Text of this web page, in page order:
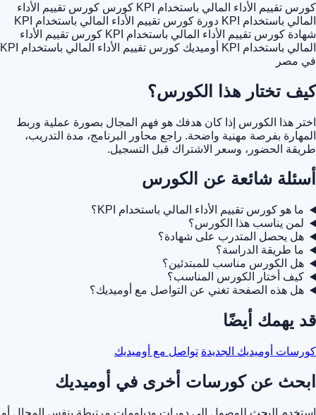
كورس تقييم الأداء المالي باستخدام KPI
كورس كورس تقييم الأداء
المالي باستخدام KPI
دورة كورس تقييم الأداء المالي باستخدام KPI
شهادة كورس تقييم الأداء المالي باستخدام KPI
كورس تقييم الأداء
المالي باستخدام KPI أوميديك
كورس تقييم الأداء المالي باستخدام KPI
في مصر
كيف تختار هذا الكورس؟
اختر هذا الكورس إذا كان هدفك هو فهم المجال بصورة عملية وربط
المهارة بفرصة مهنية واضحة. راجع محاور البرنامج، مدة التدريب،
طريقة الحضور، وسعر الاشتراك قبل التسجيل.
أسئلة شائعة عن الكورس
ما هو كورس تقييم الأداء المالي باستخدام KPI؟
لمن يناسب هذا الكورس؟
هل يحصل المتدرب على شهادة؟
ما طريقة الدراسة؟
هل الكورس مناسب للمبتدئين؟
كيف أختار الكورس المناسب؟
هل هذه الصفحة تغني عن التواصل مع أوميديك؟
قد يهمك أيضًا
كورسات أوميديك الجديدة تواصل مع أوميديك
ابحث عن كورسات أخرى في أوميديك
استخدم البحث للوصول إلى دورات ودبلومات مرتبطة بنفس المجال أو